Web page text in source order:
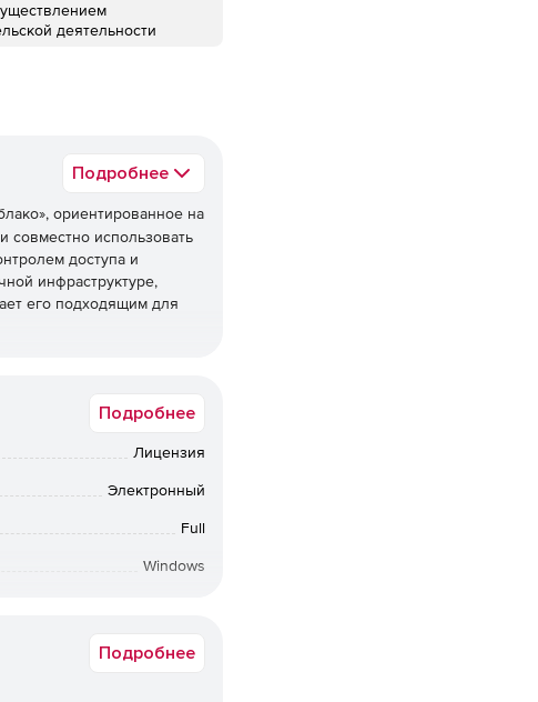
деятельности
Подробнее
ориентированное на
совместно использовать
доступа и
инфраструктуре,
его подходящим для
папки, группировать
а также доступ
действия ссылки и/или
Подробнее
Лицензия
Электронный
Full
Windows
Подробнее